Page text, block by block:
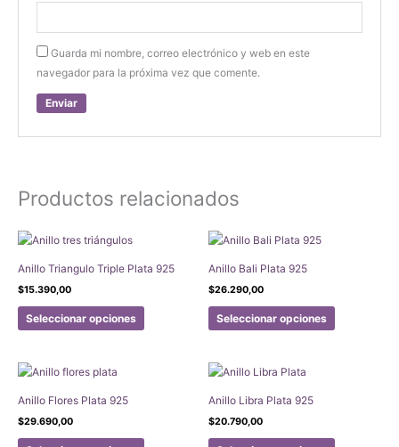
Guarda mi nombre, correo electrónico y web en este
navegador para la próxima vez que comente.
Productos relacionados
Anillo Triangulo Triple Plata 925
$15.390,00
Seleccionar opciones
Este
producto
Anillo Bali Plata 925
$26.290,00
Seleccionar opciones
Este
producto
Anillo Flores Plata 925
$29.690,00
Este
Anillo Libra Plata 925
$20.790,00
Este